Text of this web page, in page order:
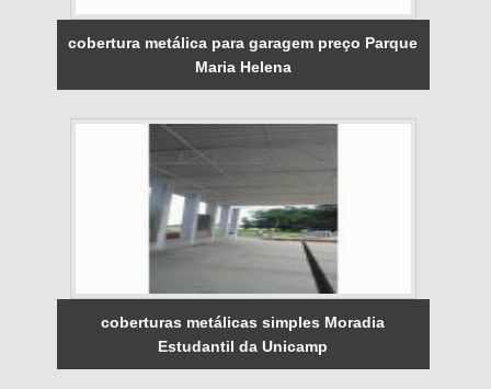
cobertura metálica para garagem preço Parque
Maria Helena
coberturas metálicas simples Moradia
Estudantil da Unicamp